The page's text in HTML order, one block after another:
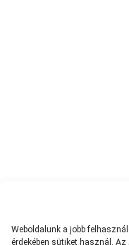
Weboldalunk a jobb
érdekében sütiket használ.